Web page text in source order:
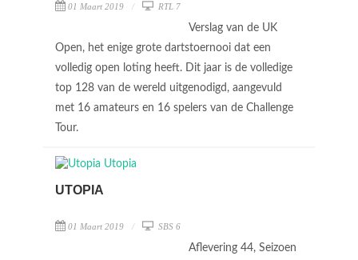
01 Maart 2019 RTL 7
Verslag van de UK
Open, het enige grote dartstoernooi dat een
volledig open loting heeft. Dit jaar is de volledige
top 128 van de wereld uitgenodigd, aangevuld
met 16 amateurs en 16 spelers van de Challenge
Tour.
UTOPIA
01 Maart 2019 SBS 6
Aflevering 44, Seizoen